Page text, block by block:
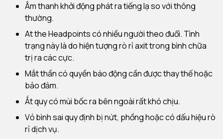
Âm thanh khởi động phát ra tiếng lạ so với thông
thường.
At the Headpoints có nhiều người theo đuổi. Tình
trạng này là do hiện tượng rò rỉ axit trong bình chữa
trị ra các cực.
Mắt thần có quyền báo động cần được thay thế hoặc
bảo đảm.
Ắt quy có mùi bốc ra bên ngoài rất khó chịu.
Vỏ bình sai quy định bị nứt, phồng hoặc có dấu hiệu rò
rỉ dịch vụ.